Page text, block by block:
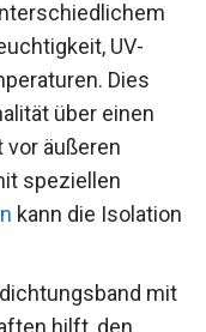
UV-
Dies
über einen
äußeren
speziellen
kann die Isolation
mit
hilft, den